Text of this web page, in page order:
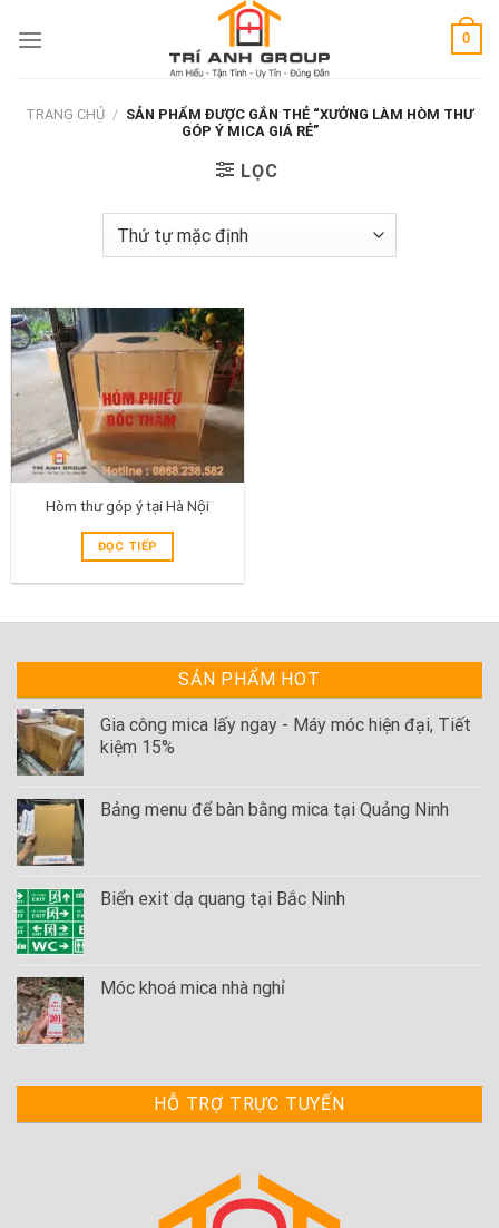
0
TRANG CHỦ / SẢN PHẨM ĐƯỢC GẮN THẺ “XƯỞNG LÀM HÒM THƯ
GÓP Ý MICA GIÁ RẺ”
LỌC
Hòm thư góp ý tại Hà Nội
ĐỌC TIẾP
SẢN PHẨM HOT
Gia công mica lấy ngay - Máy móc hiện đại, Tiết
kiệm 15%
Bảng menu để bàn bằng mica tại Quảng Ninh
Biển exit dạ quang tại Bắc Ninh
Móc khoá mica nhà nghỉ
HỖ TRỢ TRỰC TUYẾN